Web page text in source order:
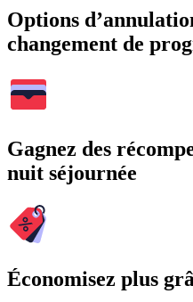
Options
changement de
Gagnez des
nuit séjournée
Économisez plus